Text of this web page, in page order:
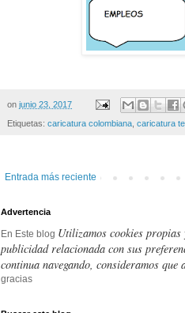
on junio 23, 2017
Etiquetas: caricatura colombiana caricatura
Entrada más reciente
Advertencia
En Este blog Utilizamos cookies
publicidad relacionada con sus
continua navegando, consideramos que
gracias